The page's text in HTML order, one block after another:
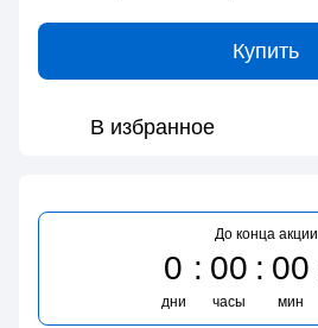
Купить
В избранное
До конца акции
0
дни
00
часы
00
мин